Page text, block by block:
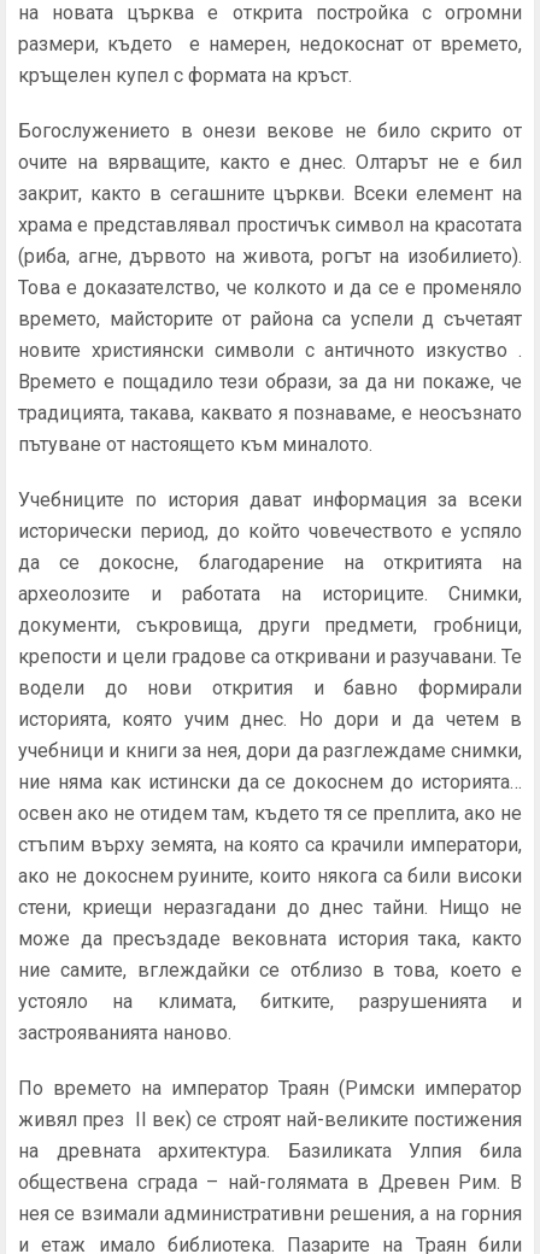
на новата църква е открита постройка с огромни
размери, където е намерен, недокоснат от времето,
кръщелен купел с формата на кръст.
Богослужението в онези векове не било скрито от
очите на вярващите, както е днес. Олтарът не е бил
закрит, както в сегашните църкви. Всеки елемент на
храма е представлявал простичък символ на красотата
(риба, агне, дървото на живота, рогът на изобилието).
Това е доказателство, че колкото и да се е променяло
времето, майсторите от района са успели д съчетаят
новите християнски символи с античното изкуство .
Времето е пощадило тези образи, за да ни покаже, че
традицията, такава, каквато я познаваме, е неосъзнато
пътуване от настоящето към миналото.
Учебниците по история дават информация за всеки
исторически период, до който човечеството е успяло
да се докосне, благодарение на откритията на
археолозите и работата на историците. Снимки,
документи, съкровища, други предмети, гробници,
крепости и цели градове са откривани и разучавани. Те
водели до нови открития и бавно формирали
историята, която учим днес. Но дори и да четем в
учебници и книги за нея, дори да разглеждаме снимки,
ние няма как истински да се докоснем до историята…
освен ако не отидем там, където тя се преплита, ако не
стъпим върху земята, на която са крачили императори,
ако не докоснем руините, които някога са били високи
стени, криещи неразгадани до днес тайни. Нищо не
може да пресъздаде вековната история така, както
ние самите, вглеждайки се отблизо в това, което е
устояло на климата, битките, разрушенията и
застрояванията наново.
По времето на император Траян (Римски император
живял през II век) се строят най-великите постижения
на древната архитектура. Базиликата Улпия била
обществена сграда – най-голямата в Древен Рим. В
нея се взимали административни решения, а на горния
и етаж имало библиотека. Пазарите на Траян били